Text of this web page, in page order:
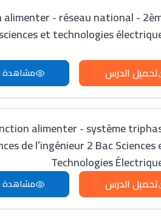
alimenter - réseau national -
et technologies
تحميل الدرس مشاهدة
alimenter - système
de l’ingénieur 2 Bac Sciences
Technologies
تحميل الدرس مشاهدة